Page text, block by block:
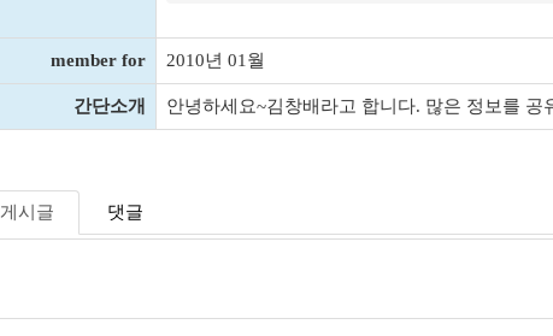
member for 2010년 01월
간단소개 안녕하세요~김창배라고 합니다. 많은 정보를
게시글 댓글